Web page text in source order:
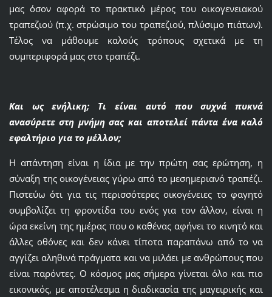
μας όσον αφορά το πρακτικό μέρος του οικογενειακού
τραπεζιού (π.χ. στρώσιμο του τραπεζιού, πλύσιμο πιάτων).
Τέλος να μάθουμε καλούς τρόπους σχετικά με τη
συμπεριφορά μας στο τραπέζι.
Και ως ενήλικη; Τι είναι αυτό που συχνά πυκνά
ανασύρετε στη μνήμη σας και αποτελεί πάντα ένα καλό
εφαλτήριο για το μέλλον;
Η απάντηση είναι η ίδια με την πρώτη σας ερώτηση, η
σύναξη της οικογένειας γύρω από το μεσημεριανό τραπέζι.
Πιστεύω ότι για τις περισσότερες οικογένειες το φαγητό
συμβολίζει τη φροντίδα του ενός για τον άλλον, είναι η
ώρα εκείνη της ημέρας που ο καθένας αφήνει το κινητό και
άλλες οθόνες και δεν κάνει τίποτα παραπάνω από το να
αγγίζει αληθινά πράγματα και να μιλάει με ανθρώπους που
είναι παρόντες. Ο κόσμος μας σήμερα γίνεται όλο και πιο
εικονικός, με αποτέλεσμα η διαδικασία της μαγειρικής και